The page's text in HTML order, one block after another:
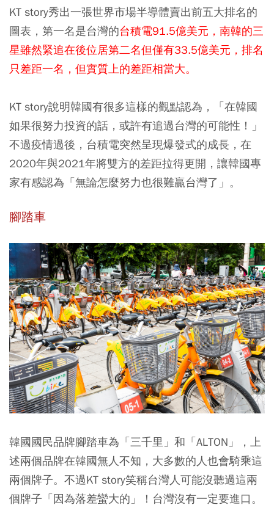
KT story秀出一張世界市場半導體賣出前五大排名的
圖表，第一名是台灣的台積電91.5億美元，南韓的三
星雖然緊追在後位居第二名但僅有33.5億美元，排名
只差距一名，但實質上的差距相當大。
KT story說明韓國有很多這樣的觀點認為，「在韓國
如果很努力投資的話，或許有追過台灣的可能性！」
不過疫情過後，台積電突然呈現爆發式的成長，在
2020年與2021年將雙方的差距拉得更開 ，讓韓國專
家有感認為「無論怎麼努力也很難贏台灣了」。
腳踏車
韓國國民品牌腳踏車為「三千里」和「ALTON」，上
述兩個品牌在韓國無人不知，大多數的人也會騎乘這
兩個牌子。不過KT story笑稱台灣人可能沒聽過這兩
個牌子「因為落差蠻大的」！台灣沒有一定要進口。